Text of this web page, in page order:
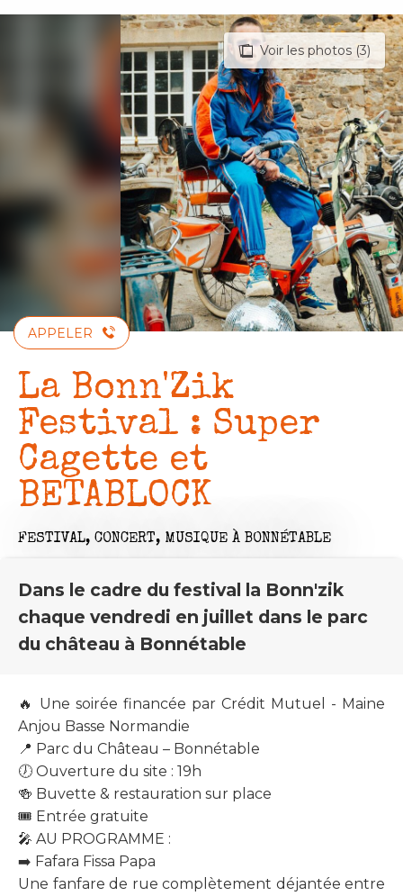
Aller
Voir les photos (3)
APPELER
La Bonn'Zik
Festival : Super
Cagette et
BETABLOCK
FESTIVAL, CONCERT, MUSIQUE À BONNÉTABLE
Dans le cadre du festival la Bonn'zik
chaque vendredi en juillet dans le parc
du château à Bonnétable
🔥 Une soirée financée par Crédit Mutuel - Maine
Anjou Basse Normandie
📍 Parc du Château – Bonnétable
🕖 Ouverture du site : 19h
🍻 Buvette & restauration sur place
🎟 Entrée gratuite
🎤 AU PROGRAMME :
➡️ Fafara Fissa Papa
Une fanfare de rue complètement déjantée entre